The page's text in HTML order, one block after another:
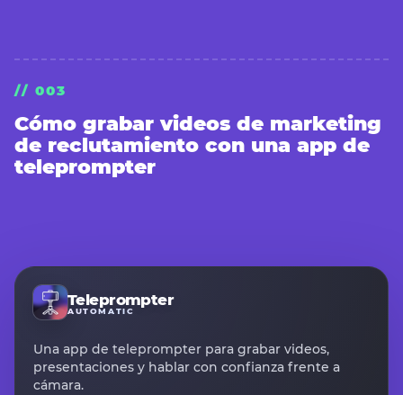
// 003
Cómo grabar videos de marketing
de reclutamiento con una app de
teleprompter
Teleprompter
AUTOMATIC
Una app de teleprompter para grabar videos,
presentaciones y hablar con confianza frente a
cámara.